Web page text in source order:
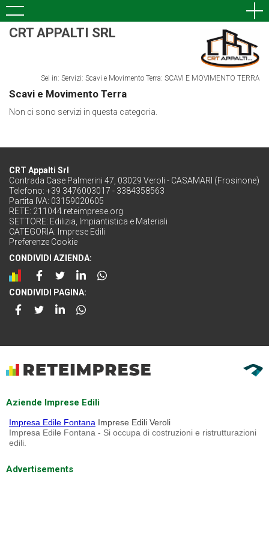
CRT APPALTI SRL
Sei in: Servizi: Scavi e Movimento Terra: SCAVI E MOVIMENTO TERRA
Scavi e Movimento Terra
Non ci sono servizi in questa categoria.
CRT Appalti Srl
Contrada Case Palmerini 47, 03029 Veroli - CASAMARI (Frosinone)
Telefono: +39 3476003017 - 3384358563
Partita IVA: 03159020605
RETE: 211044.reteimprese.org
SETTORE: Edilizia, Impiantistica e Materiali
CATEGORIA: Imprese Edili
Preferenze Cookie
CONDIVIDI AZIENDA:
CONDIVIDI PAGINA:
Aziende Imprese Edili
Impresa Edile Fontana Imprese Edili Veroli
Impresa Edile Fontana - Si occupa di costruzioni e ristrutturazioni
edili.
Advertisements